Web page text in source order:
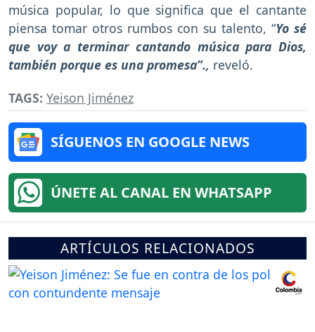
música popular, lo que significa que el cantante
piensa tomar otros rumbos con su talento, “Yo sé
que voy a terminar cantando música para Dios,
también porque es una promesa”., reveló.
TAGS: Yeison Jiménez
SÍGUENOS EN GOOGLE NEWS
ÚNETE AL CANAL EN WHATSAPP
ARTÍCULOS RELACIONADOS